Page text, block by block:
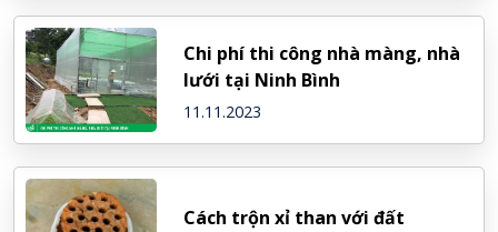
Chi phí thi công nhà màng, nhà
lưới tại Ninh Bình
11.11.2023
Cách trộn xỉ than với đất